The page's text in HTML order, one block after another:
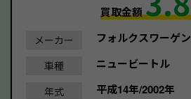
買取金額
メーカー フォルクスワーゲン
車種 ニュービートル
年式 平成14年/2002年